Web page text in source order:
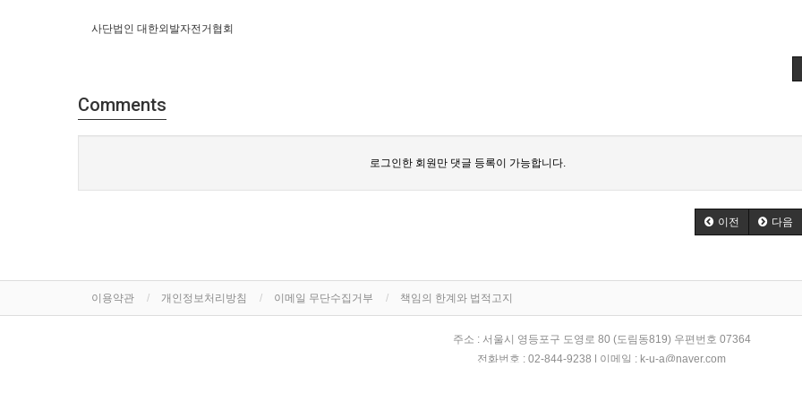
사단법인 대한외발자전거협회
Comments
로그인한 회원만 댓글 등록이 가능합니다.
이전 다음
이용약관 개인정보처리방침 이메일 무단수집거부 책임의 한계와 법적고지
주소 : 서울시 영등포구 도영로 80 (도림동819) 우편번호 07364
전화번호 : 02-844-9238 | 이메일 : k-u-a@naver.com